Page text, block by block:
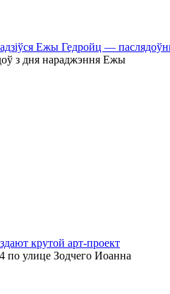
Ежы Гедройц —
з дня нараджэння Ежы
крутой арт-проект
улице Зодчего Иоанна